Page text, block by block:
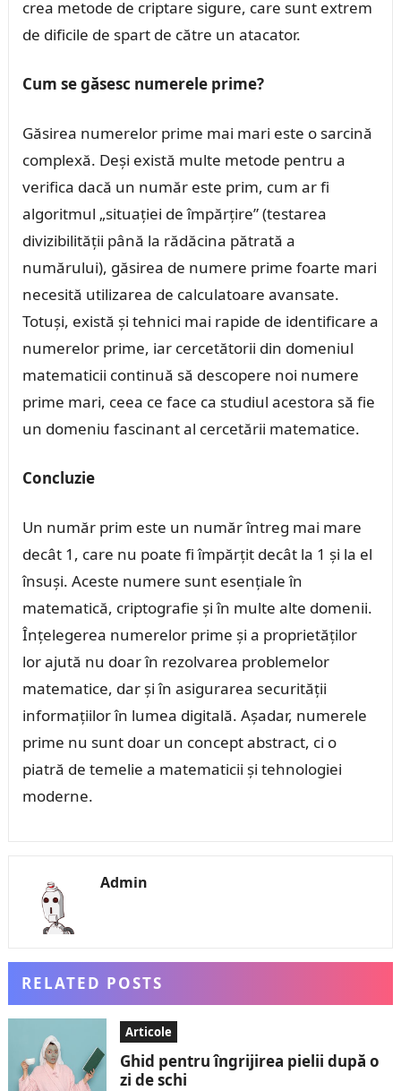
crea metode de criptare sigure, care sunt extrem
de dificile de spart de către un atacator.
Cum se găsesc numerele prime?
Găsirea numerelor prime mai mari este o sarcină
complexă. Deși există multe metode pentru a
verifica dacă un număr este prim, cum ar fi
algoritmul „situației de împărțire” (testarea
divizibilității până la rădăcina pătrată a
numărului), găsirea de numere prime foarte mari
necesită utilizarea de calculatoare avansate.
Totuși, există și tehnici mai rapide de identificare a
numerelor prime, iar cercetătorii din domeniul
matematicii continuă să descopere noi numere
prime mari, ceea ce face ca studiul acestora să fie
un domeniu fascinant al cercetării matematice.
Concluzie
Un număr prim este un număr întreg mai mare
decât 1, care nu poate fi împărțit decât la 1 și la el
însuși. Aceste numere sunt esențiale în
matematică, criptografie și în multe alte domenii.
Înțelegerea numerelor prime și a proprietăților
lor ajută nu doar în rezolvarea problemelor
matematice, dar și în asigurarea securității
informațiilor în lumea digitală. Așadar, numerele
prime nu sunt doar un concept abstract, ci o
piatră de temelie a matematicii și tehnologiei
moderne.
Admin
RELATED POSTS
Articole
Ghid pentru îngrijirea pielii după o
zi de schi